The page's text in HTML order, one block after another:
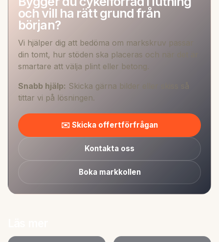
och vill ha rätt grund från
början?
Vi hjälper dig att bedöma om markskruv passar
din tomt, hur stöden ska placeras och när det är
smartare att välja plint eller betong.
Snabb hjälp: Skicka gärna bilder eller skiss så
tittar vi på lösningen.
✉️ Skicka offertförfrågan
Kontakta oss
Boka markkollen